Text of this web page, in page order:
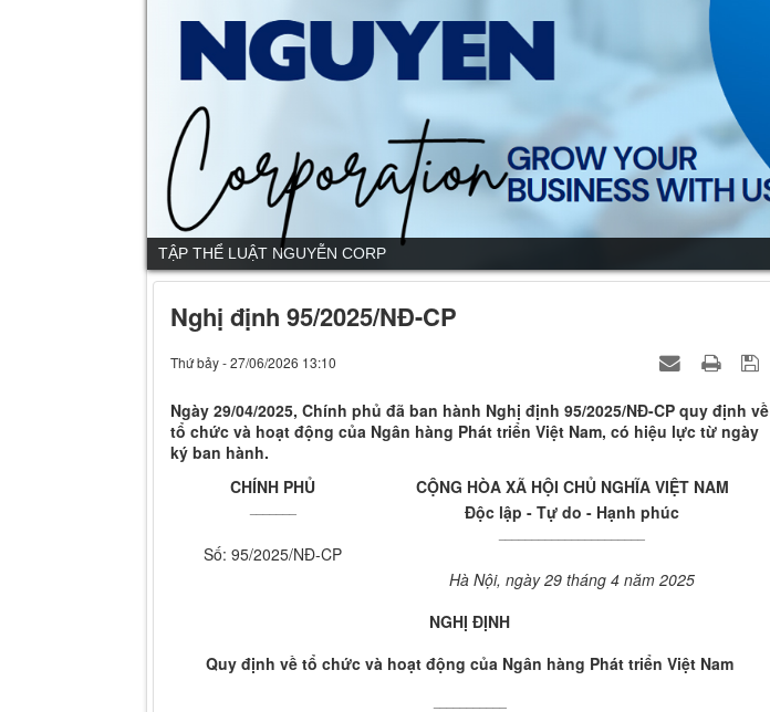
TẬP THỂ LUẬT NGUYỄN CORP
Nghị định 95/2025/NĐ-CP
Thứ bảy - 27/06/2026 13:10
Ngày 29/04/2025, Chính phủ đã ban hành Nghị định 95/2025/NĐ-CP quy định về
tổ chức và hoạt động của Ngân hàng Phát triển Việt Nam, có hiệu lực từ ngày
ký ban hành.
CHÍNH PHỦ
Số: 95/2025/NĐ-CP
CỘNG HÒA XÃ HỘI CHỦ NGHĨA VIỆT NAM
Độc lập - Tự do - Hạnh phúc
Hà Nội, ngày 29 tháng 4 năm 2025
NGHỊ ĐỊNH
Quy định về tổ chức và hoạt động của Ngân hàng Phát triển Việt Nam